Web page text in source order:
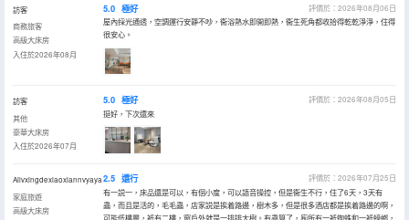
訪客
商務旅客
高級大床房
入住於2026年08月
5.0 極好
評價於：2026年08月06日
屋內採光通透，空調運行安靜不吵，衞浴熱水即開即熱，衞生死角都收拾得乾乾淨淨，住得
很安心。
訪客
其他
豪華大床房
入住於2026年07月
5.0 極好
評價於：2026年08月05日
挺好，下次還來
Ailvxingdexiaoxiannvyaya
家庭旅遊
高級大床房
2.5 還行
評價於：2026年07月25日
有一説一，床品還是可以，有個小度，可以語音操控，但是衞生不行，住了6天，3天有
蟲，而且是活的，毛毛蟲，店家説是挨着路邊，樹木多，但是很多酒店都是挨着路邊的啊，
可能低樓層，衹有二樓，窗戶外就是一排排大樹。有蟲算了，廁所有一衹蜘蛛和一衹蟑螂，